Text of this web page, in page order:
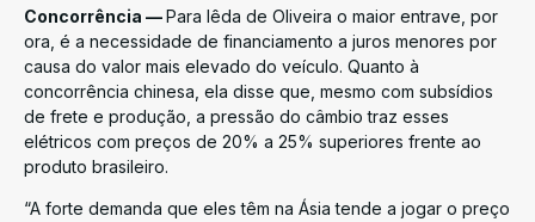
Concorrência —Para Iêda de Oliveira o maior entrave, por
ora, é a necessidade de financiamento a juros menores por
causa do valor mais elevado do veículo. Quanto à
concorrência chinesa, ela disse que, mesmo com subsídios
de frete e produção, a pressão do câmbio traz esses
elétricos com preços de 20% a 25% superiores frente ao
produto brasileiro.
“A forte demanda que eles têm na Ásia tende a jogar o preço